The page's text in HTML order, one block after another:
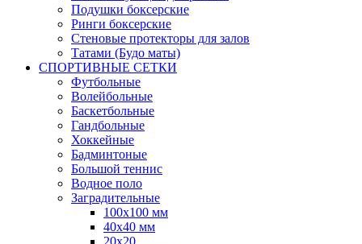
Подушки боксерские
Ринги боксерские
Стеновые протекторы для залов
Татами (Будо маты)
СПОРТИВНЫЕ СЕТКИ
Футбольные
Волейбольные
Баскетбольные
Гандбольные
Хоккейные
Бадминтоные
Большой теннис
Водное поло
Заградительные
100х100 мм
40х40 мм
20х20